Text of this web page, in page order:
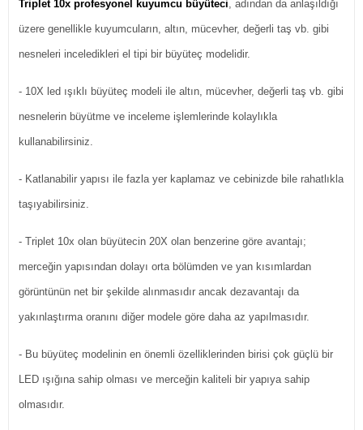
Triplet 10x profesyonel kuyumcu büyüteci, adından da anlaşıldığı
üzere genellikle kuyumcuların, altın, mücevher, değerli taş vb. gibi
nesneleri inceledikleri el tipi bir büyüteç modelidir.
- 10X led ışıklı büyüteç modeli ile altın, mücevher, değerli taş vb. gibi
nesnelerin büyütme ve inceleme işlemlerinde kolaylıkla
kullanabilirsiniz.
- Katlanabilir yapısı ile fazla yer kaplamaz ve cebinizde bile rahatlıkla
taşıyabilirsiniz.
- Triplet 10x olan büyütecin 20X olan benzerine göre avantajı;
merceğin yapısından dolayı orta bölümden ve yan kısımlardan
görüntünün net bir şekilde alınmasıdır ancak dezavantajı da
yakınlaştırma oranını diğer modele göre daha az yapılmasıdır.
- Bu büyüteç modelinin en önemli özelliklerinden birisi çok güçlü bir
LED ışığına sahip olması ve merceğin kaliteli bir yapıya sahip
olmasıdır.